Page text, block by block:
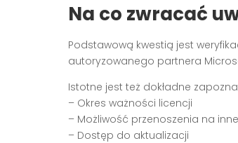
Na co zwracać
Podstawową kwestią jest
autoryzowanego partnera
Istotne jest też dokładne
– Okres ważności licencji
– Możliwość przenoszenia na
– Dostęp do aktualizacji